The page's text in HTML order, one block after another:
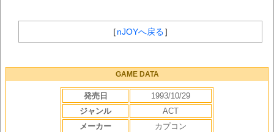
［nJOYへ戻る］
GAME DATA
発売日
1993/10/29
ジャンル
ACT
メーカー
カプコン